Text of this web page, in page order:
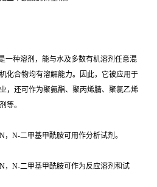
一种溶剂，能与水及多数有机溶剂任意混
化合物均有溶解能力。因此，它被应用于
，还可作为聚氨酯、聚丙烯腈、聚氯乙烯
等。
N-二甲基甲酰胺可用作分析试剂。
，N-二甲基甲酰胺可作为反应溶剂和试